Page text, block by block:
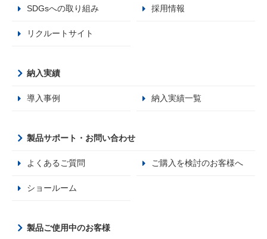
SDGsへの取り組み 採用情報
リクルートサイト
納入実績
導入事例 納入実績一覧
製品サポート・お問い合わせ
よくあるご質問 ご購入を検討のお客様へ
ショールーム
製品ご使用中のお客様